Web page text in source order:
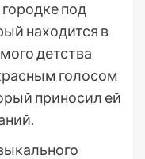
под
находится в
детства
голосом
приносил ей